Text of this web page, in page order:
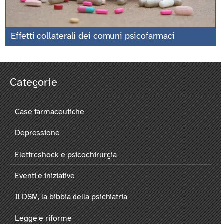
Effetti collaterali dei comuni psicofarmaci
Categorie
Case farmaceutiche
Depressione
Elettroshock e psicochirurgia
Eventi e iniziative
Il DSM, la bibbia della psichiatria
Legge e riforme